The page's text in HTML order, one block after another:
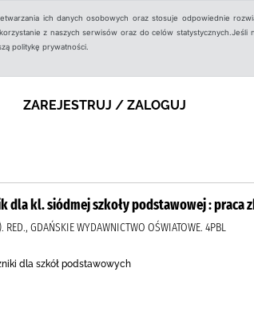
ich danych osobowych oraz stosuje odpowiednie
z naszych serwisów oraz do celów statystycznych.Jeśli
politykę prywatności.
ZAREJESTRUJ / ZALOGUJ
dla kl. siódmej szkoły podstawowej : praca
RED., GDAŃSKIE WYDAWNICTWO OŚWIATOWE. 4PBL
dla szkół podstawowych